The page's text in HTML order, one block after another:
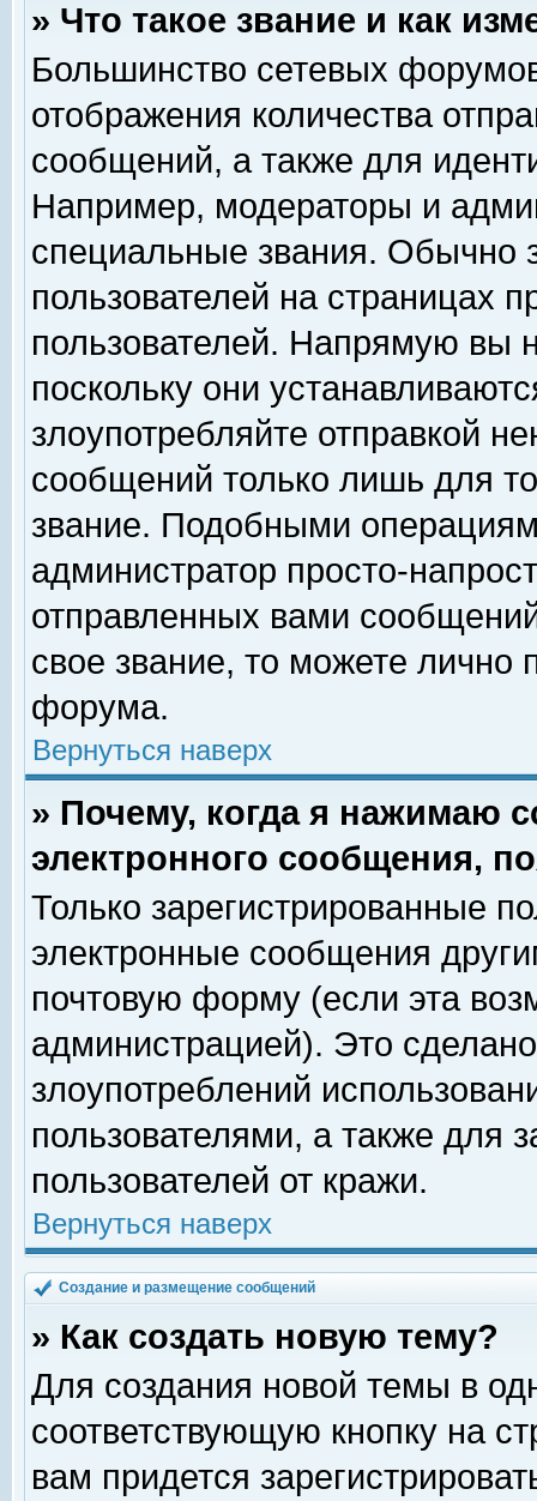
» Что такое звание и как
Большинство сетевых
отображения количества
сообщений, а также для
Например, модераторы и
специальные звания. Обычно
пользователей на страницах
пользователей. Напрямую вы
поскольку они
злоупотребляйте отправкой
сообщений только лишь для
звание. Подобными
администратор просто-
отправленных вами
свое звание, то можете лично
форума.
Вернуться наверх
» Почему, когда я нажимаю
электронного сообщения,
Только зарегистрированные
электронные сообщения
почтовую форму (если эта
администрацией). Это
злоупотреблений
пользователями, а также для
пользователей от кражи.
Вернуться наверх
Создание и размещение сообщений
» Как создать новую тему?
Для создания новой темы в
соответствующую кнопку на
вам придется